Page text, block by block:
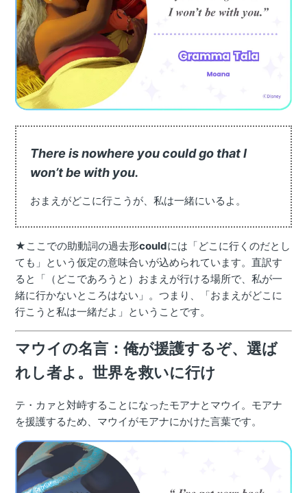
There is nowhere you could go that I
won’t be with you.
おまえがどこに行こうが、私は一緒にいるよ。
★ここでの助動詞の過去形couldには「どこに行くのだとし
ても」という仮定の意味合いが込められています。直訳す
ると「（どこであろうと）おまえが行ける場所で、私が一
緒に行かないところはない」。つまり、「おまえがどこに
行こうと私は一緒だよ」ということです。
マウイの名言：俺が援護するぞ、選ば
れし者よ。世界を救いに行け
テ・カァと対峙することになったモアナとマウイ。モアナ
を援護するため、マウイがモアナにかけた言葉です。